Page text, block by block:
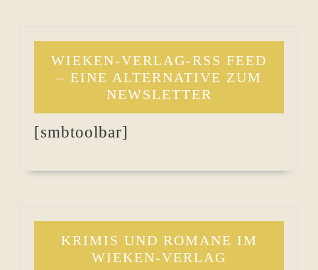
WIEKEN-VERLAG-RSS FEED
– EINE ALTERNATIVE ZUM
NEWSLETTER
[smbtoolbar]
KRIMIS UND ROMANE IM
WIEKEN-VERLAG